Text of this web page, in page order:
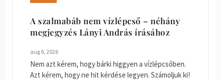
A szalmabáb nem vízlépcső – néhány
megjegyzés Lányi András írásához
aug 6, 2026
Nem azt kérem, hogy bárki higgyen a vízlépcsőben.
Azt kérem, hogy ne hit kérdése legyen. Számoljuk ki!